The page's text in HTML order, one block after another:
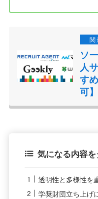
ソ
人
す
可
気になる内容
透明性と多様性を
学奨財団立ち上げ